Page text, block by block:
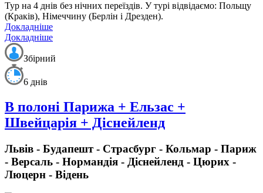
Тур на 4 днів без нічних переїздів. У турі відвідаємо: Польщу
(Краків), Німеччину (Берлін і Дрезден).
Докладніше
Докладніше
Збірний
6 днів
В полоні Парижа + Ельзас +
Швейцарія + Діснейленд
Львів - Будапешт - Страсбург - Кольмар - Париж
- Версаль - Нормандія - Діснейленд - Цюрих -
Люцерн - Відень